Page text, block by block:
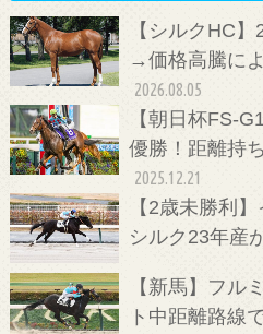
【シルクHC
→価格高騰に
2026.08.05
【朝日杯FS-
優勝！距離持
2025.12.21
【2歳未勝利
シルク23年産
【新馬】フル
ト中距離路線